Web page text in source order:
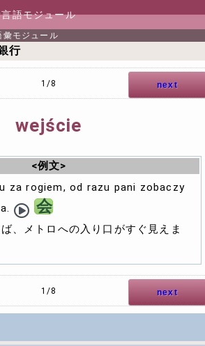
語モジュール
彙モジュール
行
next
1/8
wejście
<例文>
za rogiem, od razu pani zobaczy
会
、メトロへの入り口がすぐ見えま
next
1/8